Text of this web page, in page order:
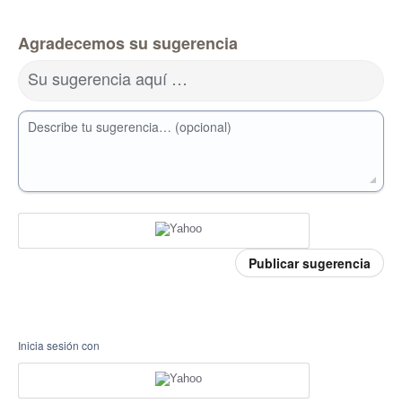
Agradecemos su sugerencia
Su sugerencia aquí …
Describe tu sugerencia… (opcional)
Publicar sugerencia
Inicia sesión con